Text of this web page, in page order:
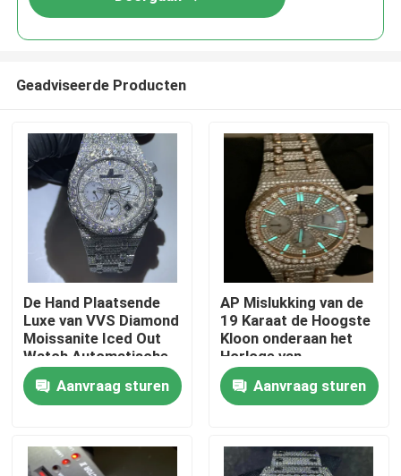
Huis
Producten
Ongeveer ons
Fabrieksreis
Geadviseerde Producten
De Hand Plaatsende
Luxe van VVS Diamond
Moissanite Iced Out
Watch Automatische
Mechanisch voor
MensenAanvraag sturen
AP Mislukking van de
19 Karaat de Hoogste
Kloon onderaan het
Horloge van
Horlogesbling VVS
Moissanite
Aanvraag sturen